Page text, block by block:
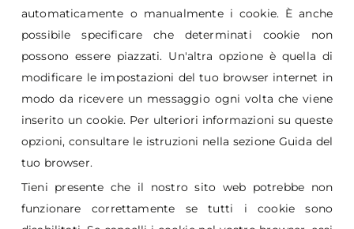
automaticamente o manualmente i cookie. È anche
possibile specificare che determinati cookie non
possono essere piazzati. Un'altra opzione è quella di
modificare le impostazioni del tuo browser internet in
modo da ricevere un messaggio ogni volta che viene
inserito un cookie. Per ulteriori informazioni su queste
opzioni, consultare le istruzioni nella sezione Guida del
tuo browser.
Tieni presente che il nostro sito web potrebbe non
funzionare correttamente se tutti i cookie sono